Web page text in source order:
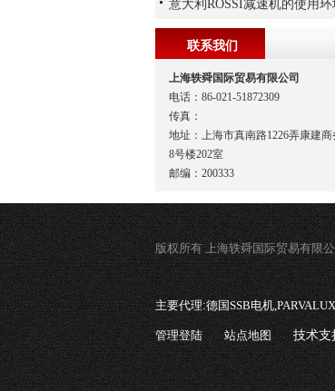
联系我们
上海轶舜国际贸易有限公司
电话：86-021-51872309
传真：
地址：上海市真南路1226弄康建商
8号楼202室
邮编：200333
版权所有 上海轶舜国际贸易有限公
主要代理:德国SSB电机
管理登陆 站点地图 技术支